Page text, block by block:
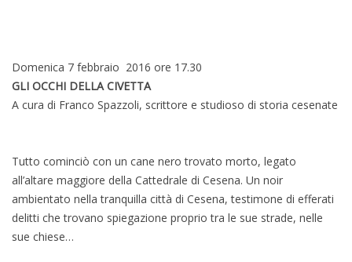
Domenica 7 febbraio 2016 ore 17.30
GLI OCCHI DELLA CIVETTA
A cura di Franco Spazzoli, scrittore e studioso di storia cesenate
Tutto cominciò con un cane nero trovato morto, legato
all’altare maggiore della Cattedrale di Cesena. Un noir
ambientato nella tranquilla città di Cesena, testimone di efferati
delitti che trovano spiegazione proprio tra le sue strade, nelle
sue chiese…